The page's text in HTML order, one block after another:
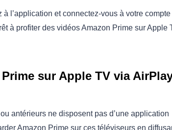
l’application et connectez-vous à votre compte
à profiter des vidéos Amazon Prime sur Apple
sur Apple TV via
antérieurs ne disposent pas d’une application
Amazon Prime sur ces téléviseurs en